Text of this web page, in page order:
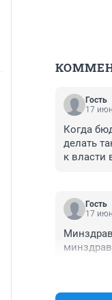
Гость
17
Когда
делать
к власти
Гость
17